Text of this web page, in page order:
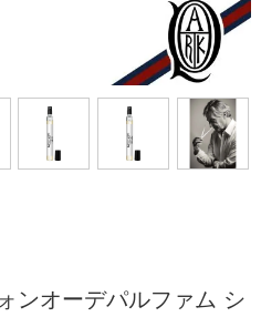
ンオーデパルファム シ